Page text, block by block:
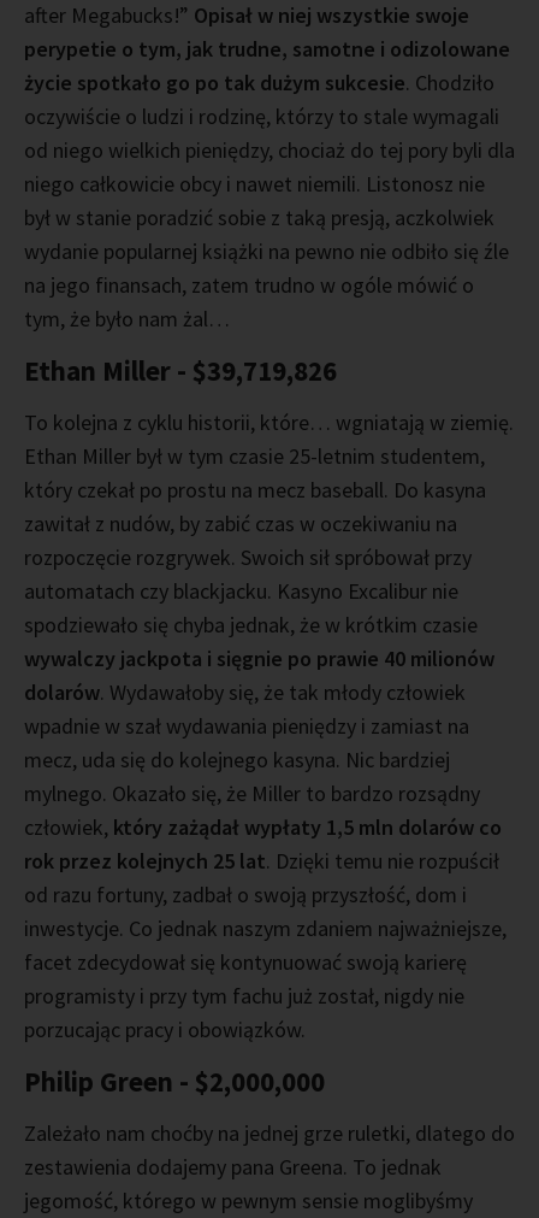
after Megabucks!” Opisał w niej wszystkie swoje
perypetie o tym, jak trudne, samotne i odizolowane
życie spotkało go po tak dużym sukcesie. Chodziło
oczywiście o ludzi i rodzinę, którzy to stale wymagali
od niego wielkich pieniędzy, chociaż do tej pory byli dla
niego całkowicie obcy i nawet niemili. Listonosz nie
był w stanie poradzić sobie z taką presją, aczkolwiek
wydanie popularnej książki na pewno nie odbiło się źle
na jego finansach, zatem trudno w ogóle mówić o
tym, że było nam żal…
Ethan Miller - $39,719,826
To kolejna z cyklu historii, które… wgniatają w ziemię.
Ethan Miller był w tym czasie 25-letnim studentem,
który czekał po prostu na mecz baseball. Do kasyna
zawitał z nudów, by zabić czas w oczekiwaniu na
rozpoczęcie rozgrywek. Swoich sił spróbował przy
automatach czy blackjacku. Kasyno Excalibur nie
spodziewało się chyba jednak, że w krótkim czasie
wywalczy jackpota i sięgnie po prawie 40 milionów
dolarów. Wydawałoby się, że tak młody człowiek
wpadnie w szał wydawania pieniędzy i zamiast na
mecz, uda się do kolejnego kasyna. Nic bardziej
mylnego. Okazało się, że Miller to bardzo rozsądny
człowiek, który zażądał wypłaty 1,5 mln dolarów co
rok przez kolejnych 25 lat. Dzięki temu nie rozpuścił
od razu fortuny, zadbał o swoją przyszłość, dom i
inwestycje. Co jednak naszym zdaniem najważniejsze,
facet zdecydował się kontynuować swoją karierę
programisty i przy tym fachu już został, nigdy nie
porzucając pracy i obowiązków.
Philip Green - $2,000,000
Zależało nam choćby na jednej grze ruletki, dlatego do
zestawienia dodajemy pana Greena. To jednak
jegomość, którego w pewnym sensie moglibyśmy